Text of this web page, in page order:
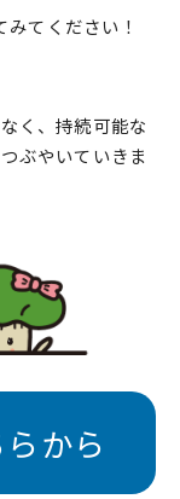
てください！
く、持続可能な
ぶやいていきま
から